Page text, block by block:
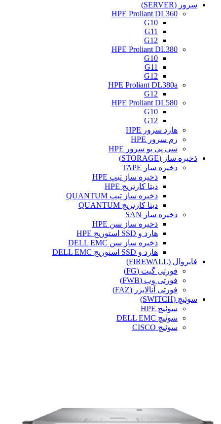
سرور (SERVER)
HPE Proliant DL360
G10
G11
G12
HPE Proliant DL380
G10
G11
G12
HPE Proliant DL380a
G12
HPE Proliant DL580
G10
G12
هارد سرور HPE
رم سرور HPE
سی پی یو سرور HPE
ذخیره ساز (STORAGE)
ذخیره ساز TAPE
ذخیره ساز تیپ HPE
دیتا کارتریج HPE
ذخیره ساز تیپ QUANTUM
دیتا کارتریج QUANTUM
ذخیره ساز SAN
ذخیره ساز سن HPE
هارد و SSD استوریج HPE
ذخیره ساز سن DELL EMC
هارد و SSD استوریج DELL EMC
فایروال (FIREWALL)
فورتی گیت (FG)
فورتی وب (FWB)
فورتی آنالایزر (FAZ)
سوئیچ (SWITCH)
سوئیچ HPE
سوئیچ DELL EMC
سوئیچ CISCO